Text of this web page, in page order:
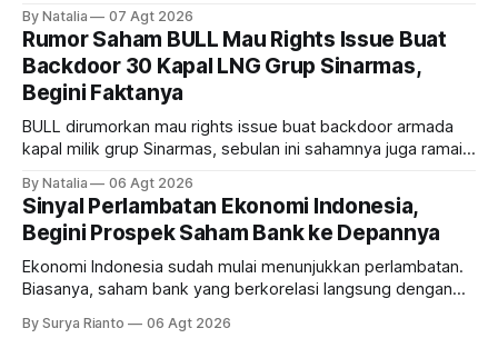
estate, ada siapa saja mereka?
By Natalia 07 Agt 2026
Rumor Saham BULL Mau Rights Issue Buat
Backdoor 30 Kapal LNG Grup Sinarmas,
Begini Faktanya
BULL dirumorkan mau rights issue buat backdoor armada
kapal milik grup Sinarmas, sebulan ini sahamnya juga ramai
masih menarik dilirik?
By Natalia 06 Agt 2026
Sinyal Perlambatan Ekonomi Indonesia,
Begini Prospek Saham Bank ke Depannya
Ekonomi Indonesia sudah mulai menunjukkan perlambatan.
Biasanya, saham bank yang berkorelasi langsung dengan
bank ke depannya?
By Surya Rianto 06 Agt 2026